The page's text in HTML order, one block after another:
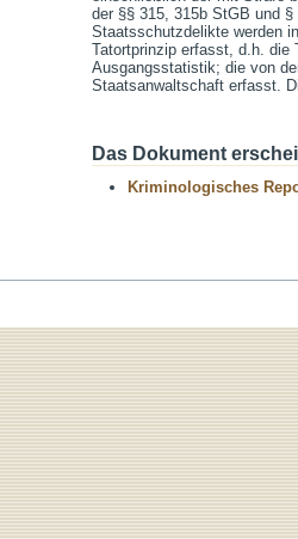
der §§ 315, 315b StGB und
Staatsschutzdelikte werden
Tatortprinzip erfasst, d.h.
Ausgangsstatistik; die von
Staatsanwaltschaft erfasst.
Das Dokument
Kriminologisches